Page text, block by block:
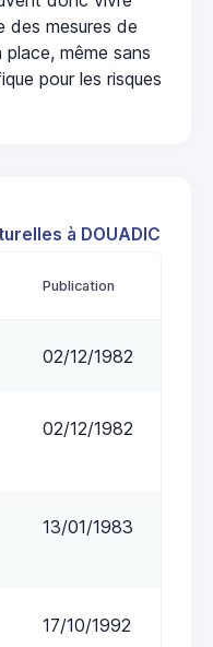
des mesures de
même sans
pour les risques
à DOUADIC
Publication
02/12/1982
02/12/1982
13/01/1983
17/10/1992